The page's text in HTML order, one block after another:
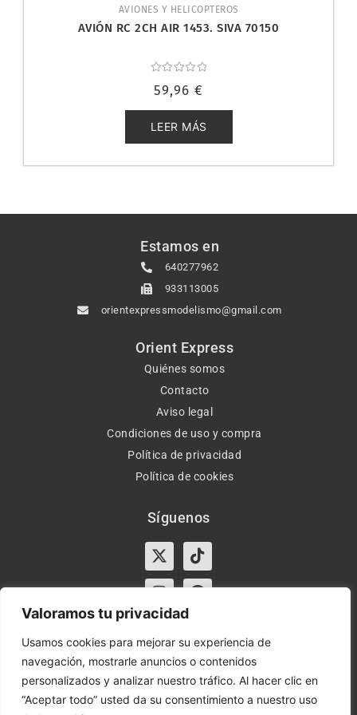
Valoramos tu privacidad
Usamos cookies para mejorar su experiencia de
navegación, mostrarle anuncios o contenidos
personalizados y analizar nuestro tráfico. Al hacer clic en
“Aceptar todo” usted da su consentimiento a nuestro uso
AVIONES Y HELICOPTEROS
AVIÓN RC 2CH AIR 1453. SIVA 70150
con
de
5
59,96 €
LEER MÁS
Estamos en
640277962
933113005
orientexpressmodelismo@gmail.com
Orient Express
Quiénes somos
Contacto
Aviso legal
Condiciones de uso y compra
Política de privacidad
Política de cookies
Síguenos
X-
twitter
Tiktok
InstagramFacebook
Horario:
Lun-Vie de 10:00-13:30 y 17:00-20:00 – Sáb de
10:00-13:30